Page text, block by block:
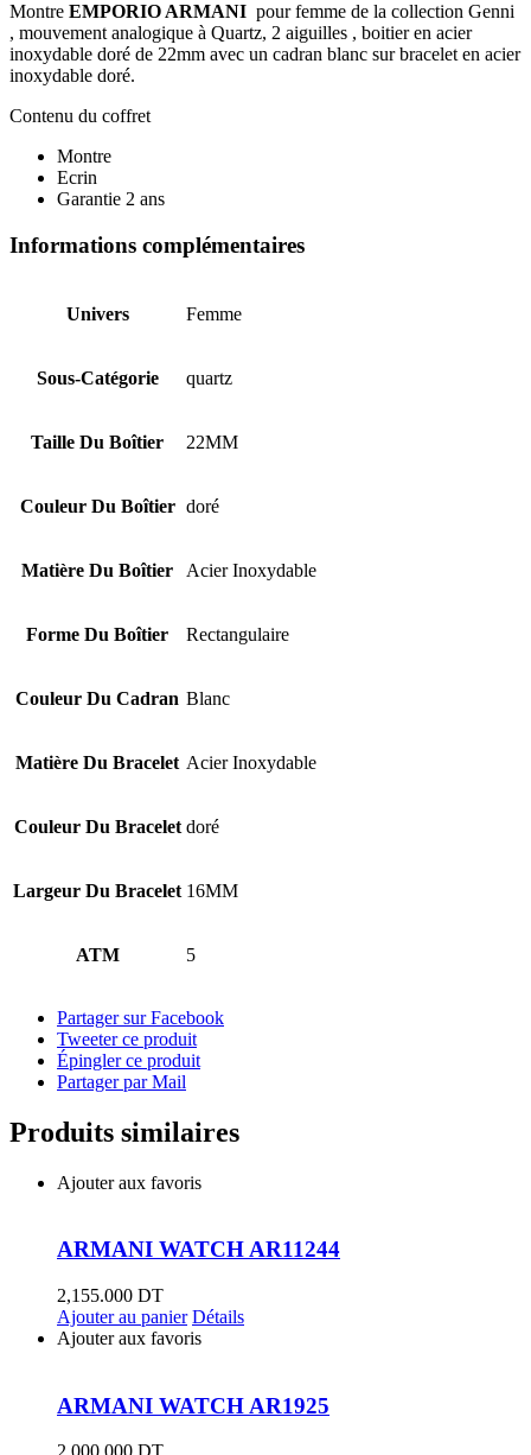
Montre EMPORIO ARMANI pour femme de la collection Genni
, mouvement analogique à Quartz, 2 aiguilles , boitier en acier
inoxydable doré de 22mm avec un cadran blanc sur bracelet en acier
inoxydable doré.
Contenu du coffret
Montre
Ecrin
Garantie 2 ans
Informations complémentaires
Univers Femme
Sous-Catégorie quartz
Taille Du Boîtier 22MM
Couleur Du Boîtier doré
Matière Du Boîtier Acier Inoxydable
Forme Du Boîtier Rectangulaire
Couleur Du Cadran Blanc
Matière Du Bracelet Acier Inoxydable
Couleur Du Bracelet doré
Largeur Du Bracelet 16MM
ATM 5
Partager sur Facebook
Tweeter ce produit
Épingler ce produit
Partager par Mail
Produits similaires
Ajouter aux favoris
ARMANI WATCH AR11244
2,155.000 DT
Ajouter au panier Détails
Ajouter aux favoris
ARMANI WATCH AR1925